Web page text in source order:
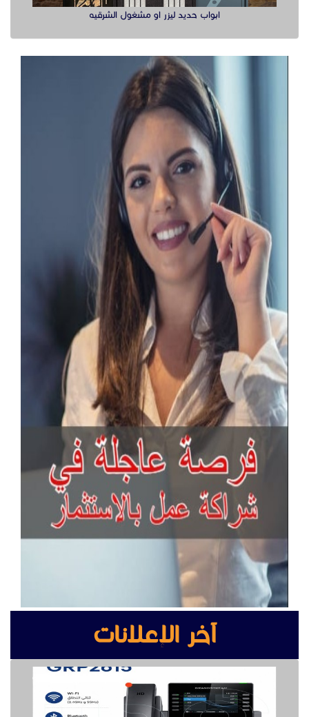
ابواب حديد ليزر او مشغول الشرقيه
آخر الإعلانات